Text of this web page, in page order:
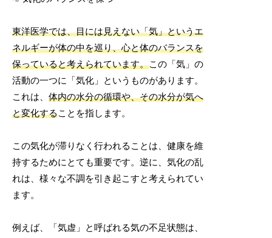
東洋医学では、目には見えない「気」というエ
ネルギーが体の中を巡り、心と体のバランスを
保っていると考えられています。この「気」の
活動の一つに「気化」というものがあります。
これは、体内の水分の循環や、その水分が気へ
と変化することを指します。
この気化が滞りなく行われることは、健康を維
持するためにとても重要です。逆に、気化の乱
れは、様々な不調を引き起こすと考えられてい
ます。
例えば、「気虚」と呼ばれる気の不足状態は、